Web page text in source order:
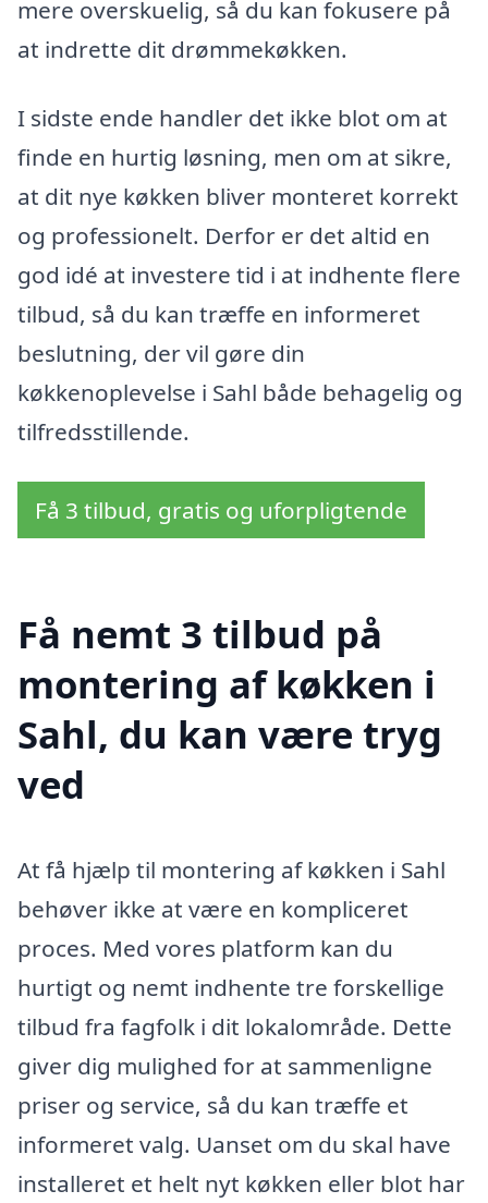
mere overskuelig, så du kan fokusere på
at indrette dit drømmekøkken.
I sidste ende handler det ikke blot om at
finde en hurtig løsning, men om at sikre,
at dit nye køkken bliver monteret korrekt
og professionelt. Derfor er det altid en
god idé at investere tid i at indhente flere
tilbud, så du kan træffe en informeret
beslutning, der vil gøre din
køkkenoplevelse i Sahl både behagelig og
tilfredsstillende.
Få 3 tilbud, gratis og uforpligtende
Få nemt 3 tilbud på
montering af køkken i
Sahl, du kan være tryg
ved
At få hjælp til montering af køkken i Sahl
behøver ikke at være en kompliceret
proces. Med vores platform kan du
hurtigt og nemt indhente tre forskellige
tilbud fra fagfolk i dit lokalområde. Dette
giver dig mulighed for at sammenligne
priser og service, så du kan træffe et
informeret valg. Uanset om du skal have
installeret et helt nyt køkken eller blot har